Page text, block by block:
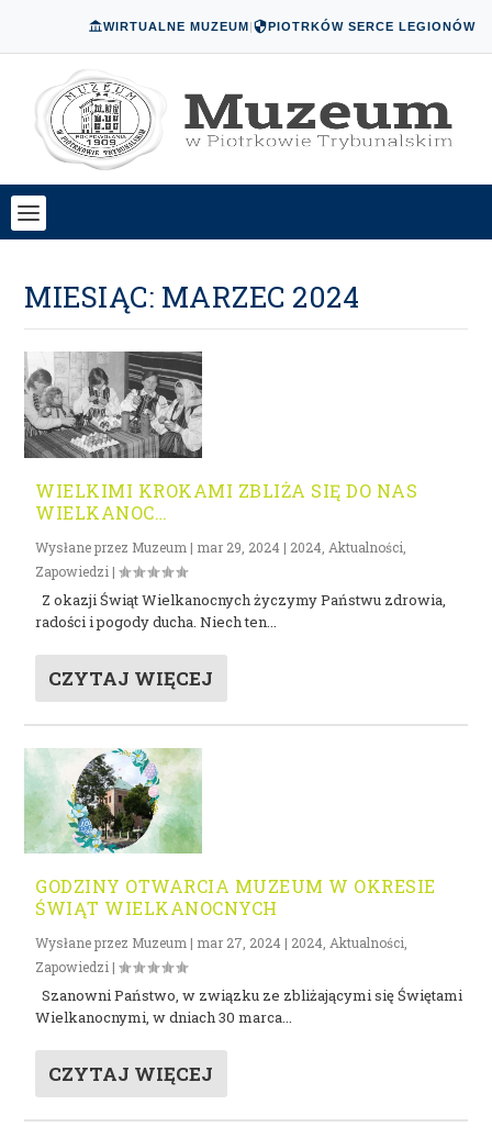
WIRTUALNE MUZEUM| PIOTRKÓW SERCE LEGIONÓW
MIESIĄC: MARZEC 2024
WIELKIMI KROKAMI ZBLIŻA SIĘ DO NAS
WIELKANOC…
Wysłane przez Muzeum | mar 29, 2024 | 2024 Aktualności
Zapowiedzi |
Z okazji Świąt Wielkanocnych życzymy Państwu zdrowia,
radości i pogody ducha. Niech ten...
CZYTAJ WIĘCEJ
GODZINY OTWARCIA MUZEUM W OKRESIE
ŚWIĄT WIELKANOCNYCH
Wysłane przez Muzeum | mar 27, 2024 | 2024,Aktualności,
Zapowiedzi |
Szanowni Państwo, w związku ze zbliżającymi się Świętami
Wielkanocnymi, w dniach 30 marca...
CZYTAJ WIĘCEJ